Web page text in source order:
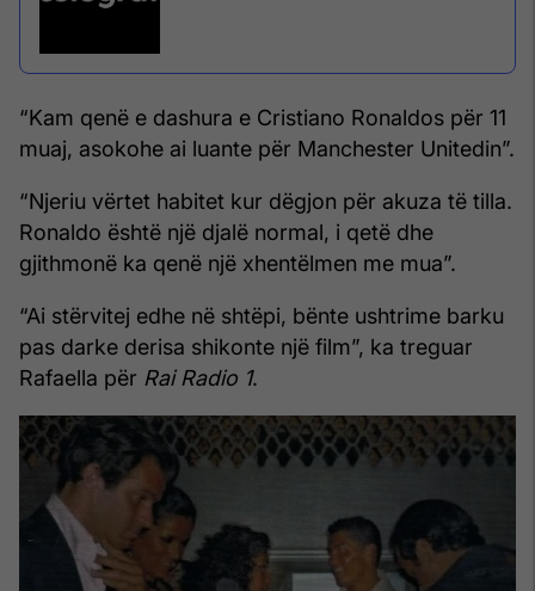
“Kam qenë e dashura e Cristiano Ronaldos për 11
muaj, asokohe ai luante për Manchester Unitedin”.
“Njeriu vërtet habitet kur dëgjon për akuza të tilla.
Ronaldo është një djalë normal, i qetë dhe
gjithmonë ka qenë një xhentëlmen me mua”.
“Ai stërvitej edhe në shtëpi, bënte ushtrime barku
pas darke derisa shikonte një film”, ka treguar
Rafaella për Rai Radio 1.